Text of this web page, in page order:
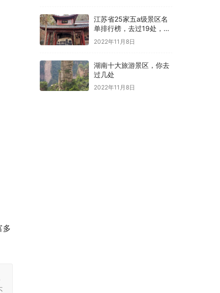
多
江苏省25家五a级景区名
单排行榜，去过19处，才
算真正游过江苏
2022年11月8日
湖南十大旅游景区，你去
过几处
2022年11月8日